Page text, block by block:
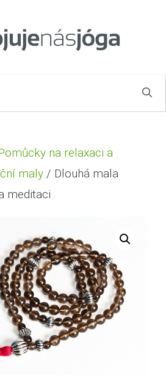
na relaxaci a
maly / Dlouhá mala
meditaci